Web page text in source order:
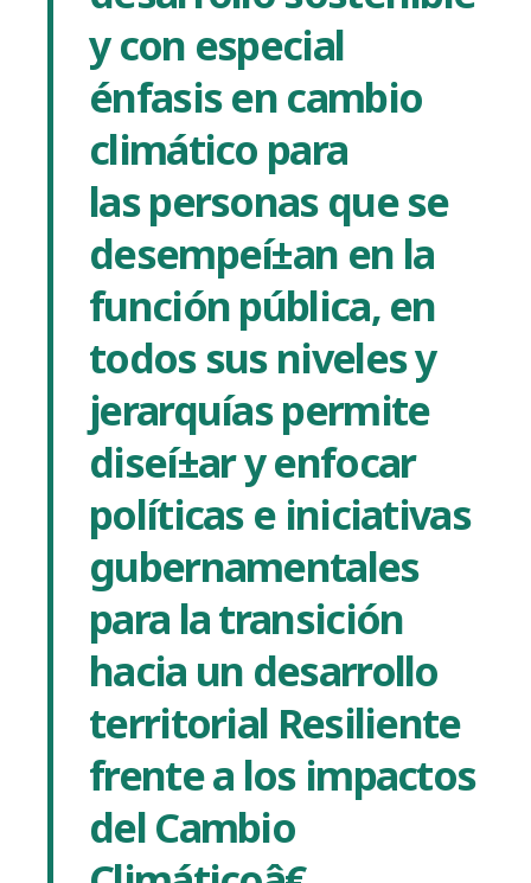
y con especial
énfasis en cambio
climático para
laspersonas que se
desempeí±an en la
función pública, en
todos sus niveles y
jerarquí­aspermite
diseí±ar y enfocar
polí­ticas e iniciativas
gubernamentales
para la transición
hacia un desarrollo
territorial Resiliente
frente a los impactos
del Cambio